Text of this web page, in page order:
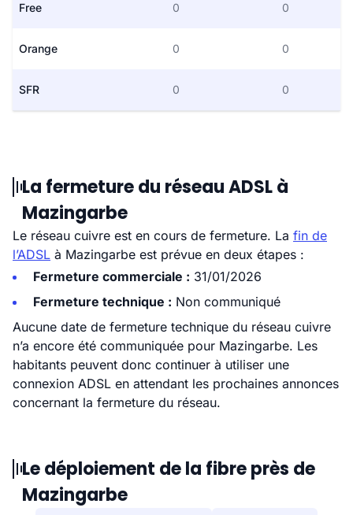
Free 0 0
Orange 0 0
SFR 0 0
La fermeture du réseau ADSL à
Mazingarbe
Le réseau cuivre est en cours de fermeture. La fin de
l’ADSL à Mazingarbe est prévue en deux étapes :
Fermeture commerciale : 31/01/2026
Fermeture technique : Non communiqué
Aucune date de fermeture technique du réseau cuivre
n’a encore été communiquée pour Mazingarbe. Les
habitants peuvent donc continuer à utiliser une
connexion ADSL en attendant les prochaines annonces
concernant la fermeture du réseau.
Le déploiement de la fibre près de
Mazingarbe